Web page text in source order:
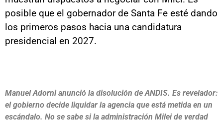
posible que el gobernador de Santa Fe esté dando
los primeros pasos hacia una candidatura
presidencial en 2027.
Manuel Adorni anunció la disolución de ANDIS. Es revelador:
el gobierno decide liquidar la agencia que está metida en un
escándalo. No se sabe si la administración Milei de verdad